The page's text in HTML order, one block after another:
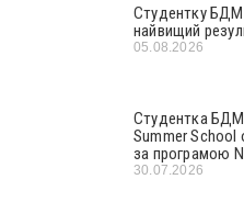
Студентку
найвищий
05.08.2026
Студентка
Summer School
за програмою
30.07.2026